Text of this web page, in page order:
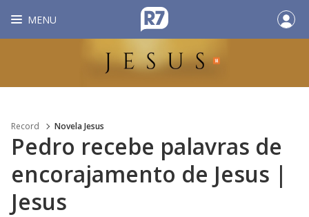
MENU
Record Novela Jesus
Pedro recebe palavras de
encorajamento de Jesus |
Jesus